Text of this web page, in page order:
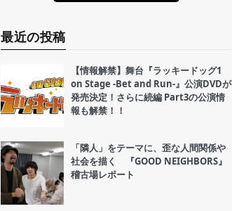
最近の投稿
【情報解禁】舞台『ラッキードッグ1
on Stage -Bet and Run-』公演DVDが
発売決定！さらに続編 Part3の公演情
報も解禁！！
「隣人」をテーマに、歪な人間関係や
社会を描く 『GOOD NEIGHBORS』
稽古場レポート